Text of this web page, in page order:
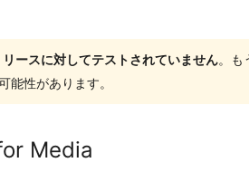
ースに対してテストされていません。も
能性があります。
Media